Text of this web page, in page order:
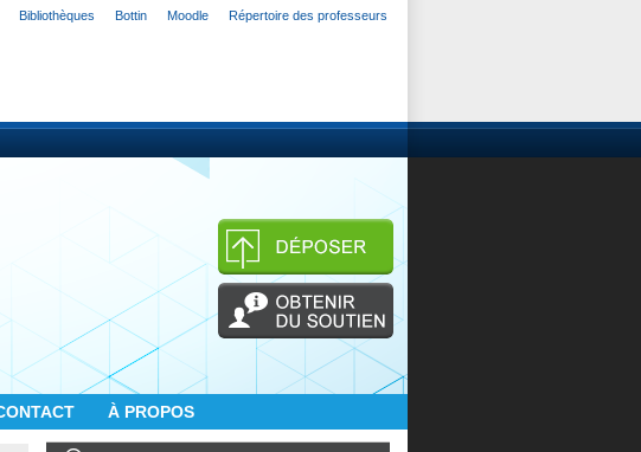
Bibliothèques Bottin Moodle Répertoire des professeurs
À PROPOS